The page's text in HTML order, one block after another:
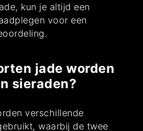
kun je altijd een
voor een
jade worden
sieraden?
verschillende
waarbij de twee